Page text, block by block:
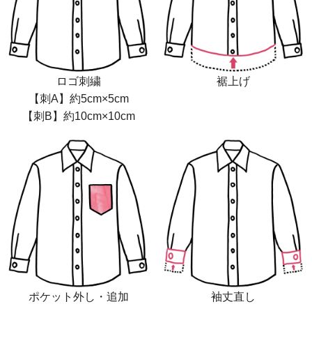
ロゴ刺繍
【刺A】約5cm×5cm
【刺B】約10cm×10cm
裾上げ
ポケット外し・追加 袖丈直し